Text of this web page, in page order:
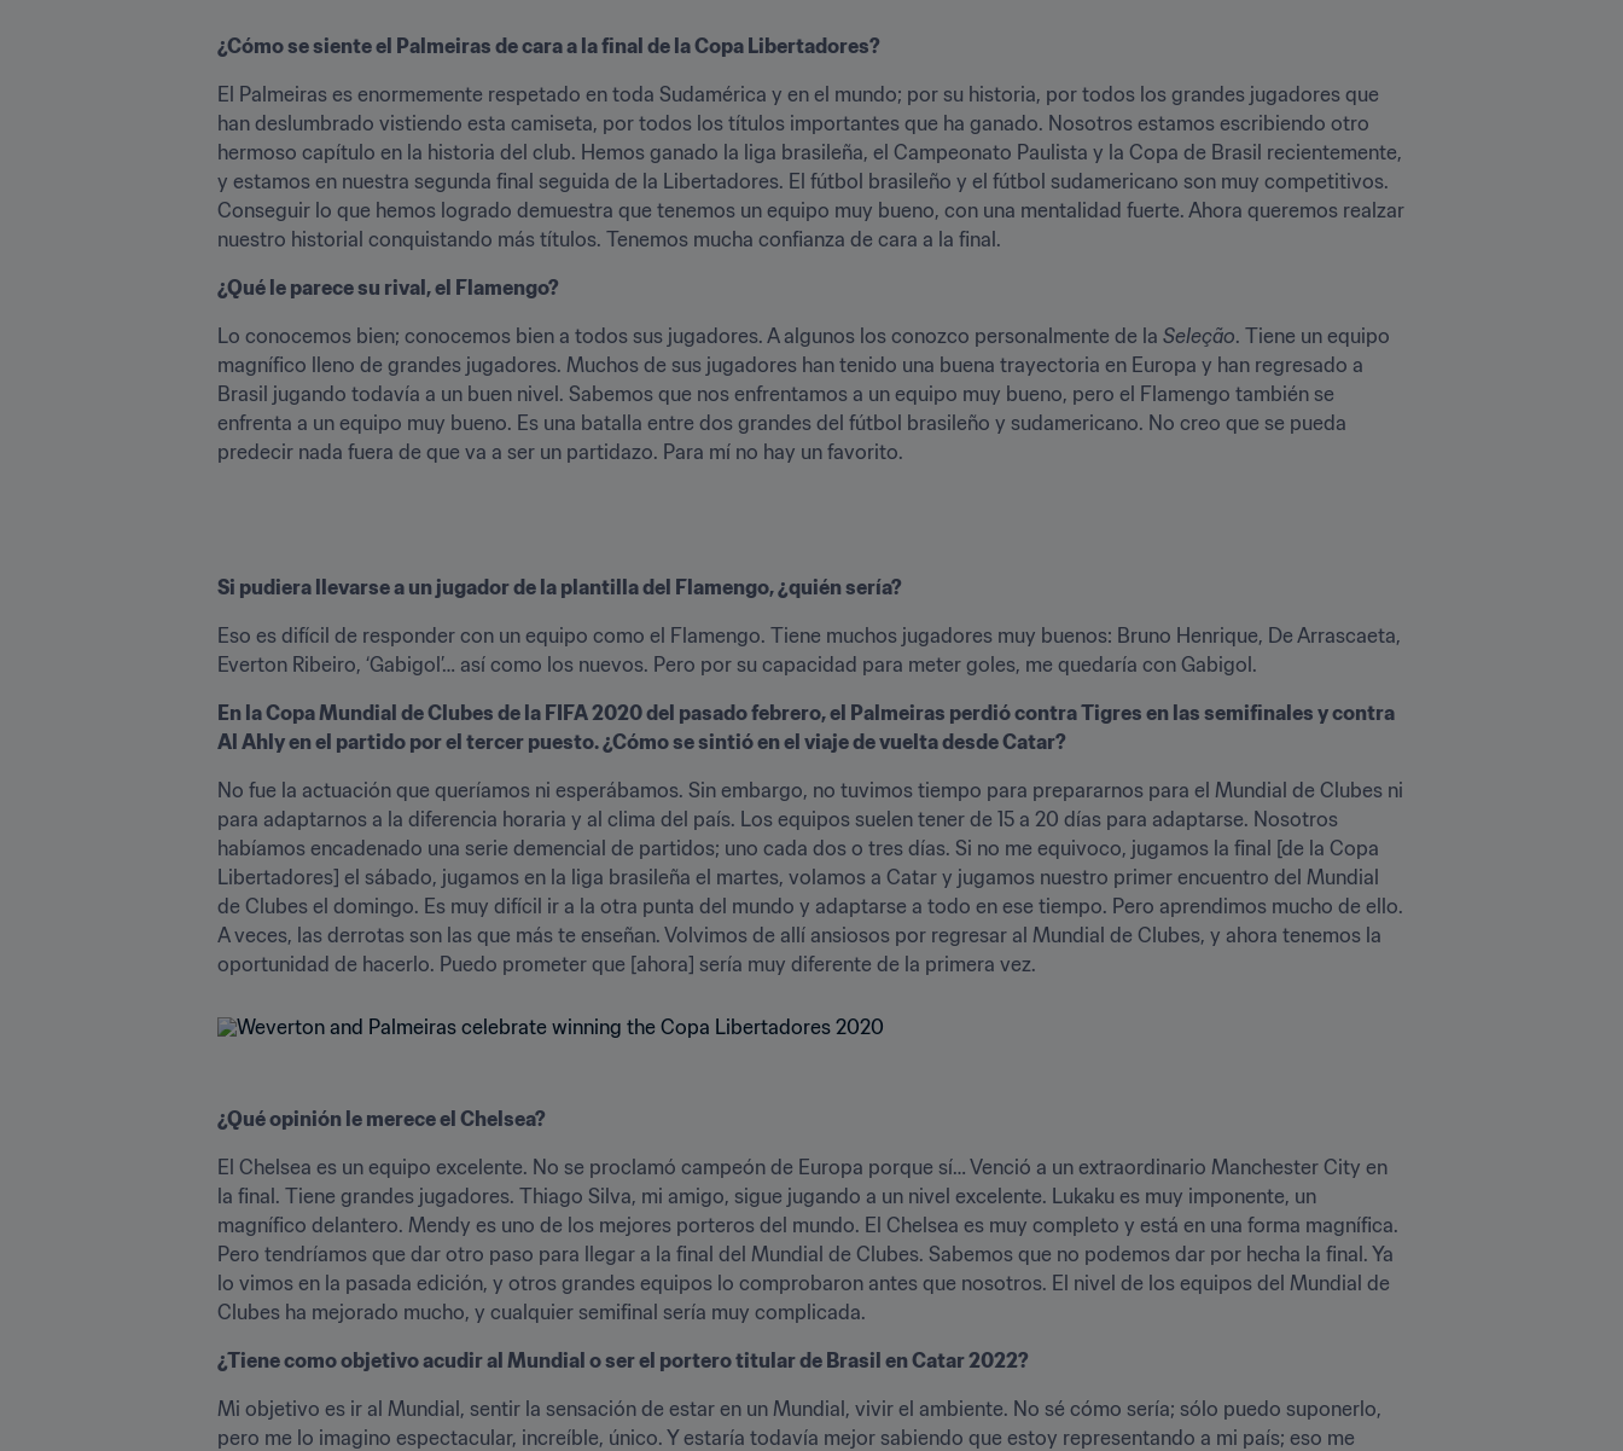
¿Cómo se siente el Palmeiras de cara a la final de la Copa Libertadores?
El Palmeiras es enormemente respetado en toda Sudamérica y en el mundo; por su historia, por todos los grandes jugadores que
han deslumbrado vistiendo esta camiseta, por todos los títulos importantes que ha ganado. Nosotros estamos escribiendo otro
hermoso capítulo en la historia del club. Hemos ganado la liga brasileña, el Campeonato Paulista y la Copa de Brasil recientemente,
y estamos en nuestra segunda final seguida de la Libertadores. El fútbol brasileño y el fútbol sudamericano son muy competitivos.
Conseguir lo que hemos logrado demuestra que tenemos un equipo muy bueno, con una mentalidad fuerte. Ahora queremos realzar
nuestro historial conquistando más títulos. Tenemos mucha confianza de cara a la final.
¿Qué le parece su rival, el Flamengo?
Lo conocemos bien; conocemos bien a todos sus jugadores. A algunos los conozco personalmente de la Seleção. Tiene un equipo
magnífico lleno de grandes jugadores. Muchos de sus jugadores han tenido una buena trayectoria en Europa y han regresado a
Brasil jugando todavía a un buen nivel. Sabemos que nos enfrentamos a un equipo muy bueno, pero el Flamengo también se
enfrenta a un equipo muy bueno. Es una batalla entre dos grandes del fútbol brasileño y sudamericano. No creo que se pueda
predecir nada fuera de que va a ser un partidazo. Para mí no hay un favorito.
Si pudiera llevarse a un jugador de la plantilla del Flamengo, ¿quién sería?
Eso es difícil de responder con un equipo como el Flamengo. Tiene muchos jugadores muy buenos: Bruno Henrique, De Arrascaeta,
Everton Ribeiro, ‘Gabigol’… así como los nuevos. Pero por su capacidad para meter goles, me quedaría con Gabigol.
En la Copa Mundial de Clubes de la FIFA 2020 del pasado febrero, el Palmeiras perdió contra Tigres en las semifinales y contra
Al Ahly en el partido por el tercer puesto. ¿Cómo se sintió en el viaje de vuelta desde Catar?
No fue la actuación que queríamos ni esperábamos. Sin embargo, no tuvimos tiempo para prepararnos para el Mundial de Clubes ni
para adaptarnos a la diferencia horaria y al clima del país. Los equipos suelen tener de 15 a 20 días para adaptarse. Nosotros
habíamos encadenado una serie demencial de partidos; uno cada dos o tres días. Si no me equivoco, jugamos la final [de la Copa
Libertadores] el sábado, jugamos en la liga brasileña el martes, volamos a Catar y jugamos nuestro primer encuentro del Mundial
de Clubes el domingo. Es muy difícil ir a la otra punta del mundo y adaptarse a todo en ese tiempo. Pero aprendimos mucho de ello.
A veces, las derrotas son las que más te enseñan. Volvimos de allí ansiosos por regresar al Mundial de Clubes, y ahora tenemos la
oportunidad de hacerlo. Puedo prometer que [ahora] sería muy diferente de la primera vez.
¿Qué opinión le merece el Chelsea?
El Chelsea es un equipo excelente. No se proclamó campeón de Europa porque sí… Venció a un extraordinario Manchester City en
la final. Tiene grandes jugadores. Thiago Silva, mi amigo, sigue jugando a un nivel excelente. Lukaku es muy imponente, un
magnífico delantero. Mendy es uno de los mejores porteros del mundo. El Chelsea es muy completo y está en una forma magnífica.
Pero tendríamos que dar otro paso para llegar a la final del Mundial de Clubes. Sabemos que no podemos dar por hecha la final. Ya
lo vimos en la pasada edición, y otros grandes equipos lo comprobaron antes que nosotros. El nivel de los equipos del Mundial de
Clubes ha mejorado mucho, y cualquier semifinal sería muy complicada.
¿Tiene como objetivo acudir al Mundial o ser el portero titular de Brasil en Catar 2022?
Mi objetivo es ir al Mundial, sentir la sensación de estar en un Mundial, vivir el ambiente. No sé cómo sería; sólo puedo suponerlo,
pero me lo imagino espectacular, increíble, único. Y estaría todavía mejor sabiendo que estoy representando a mi país; eso me